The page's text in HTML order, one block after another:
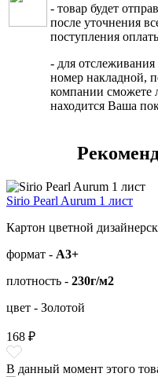
- товар будет
после уточнения
поступления
- для
номер накладной,
компании сможете
находится Ваша
Sirio Pearl Aurum 1 лист
Картон цветной
формат - А3+
плотность - 230г/м2
цвет - Золотой
168 ₽
В данный момент этого